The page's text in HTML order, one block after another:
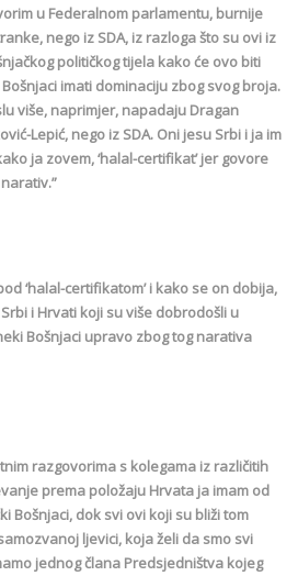
u Federalnom parlamentu, burnije
nego iz SDA, iz razloga što su ovi iz
političkog tijela kako će ovo biti
imati dominaciju zbog svog broja.
više, naprimjer, napadaju Dragan
Lepić, nego iz SDA. Oni jesu Srbi i ja im
ja zovem, ‘halal-certifikat’ jer govore
‘halal-certifikatom’ i kako se on dobija,
i Hrvati koji su više dobrodošli u
Bošnjaci upravo zbog tog narativa
razgovorima s kolegama iz različitih
prema položaju Hrvata ja imam od
Bošnjaci, dok svi ovi koji su bliži tom
ljevici, koja želi da smo svi
jednog člana Predsjedništva kojeg